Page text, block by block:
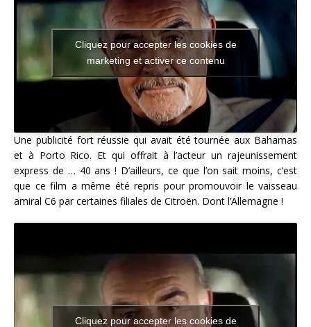
Cliquez pour accepter les cookies de
marketing et activer ce contenu
Une publicité fort réussie qui avait été tournée aux Bahamas
et à Porto Rico. Et qui offrait à l’acteur un rajeunissement
express de … 40 ans ! D’ailleurs, ce que l’on sait moins, c’est
que ce film a même été repris pour promouvoir le vaisseau
amiral C6 par certaines filiales de Citroën. Dont l’Allemagne !
Cliquez pour accepter les cookies de